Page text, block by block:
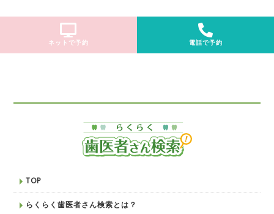
ネットで予約 電話で予約
TOP
らくらく歯医者さん検索とは？